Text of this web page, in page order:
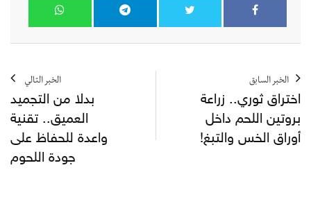
الخبر السابق
اختراق ثوري.. زراعة
بروتين اللحم داخل
أوراق الخس والتبغ!
الخبر التالي
بدلا من التجميد
العميق.. تقنية
واعدة للحفاظ على
جودة اللحوم